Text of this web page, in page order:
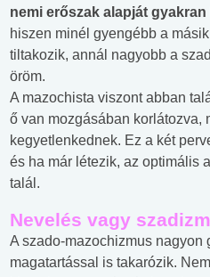
nemi erőszak alapját
hiszen minél gyengébb a
tiltakozik, annál nagyobb a
öröm.
A mazochista viszont abban
ő van mozgásában korlátozva,
kegyetlenkednek. Ez a két
és ha már létezik, az optimális
talál.
Nevelés vagy
A szado-mazochizmus nagyon
magatartással is takarózik.